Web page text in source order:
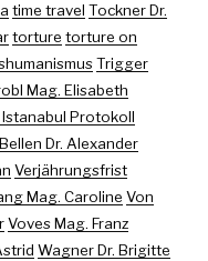
time travel Tockner Dr.
torture torture on
Trigger
Mag. Elisabeth
Istanabul Protokoll
Dr. Alexander
Verjährungsfrist
Mag. Caroline Von
Voves Mag. Franz
Wagner Dr. Brigitte